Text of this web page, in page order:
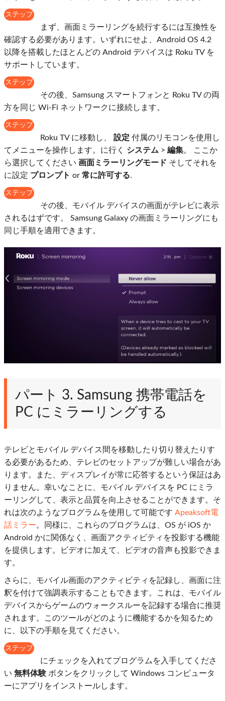
ステップ
まず、画面ミラーリングを続行するには互換性を
確認する必要があります。いずれにせよ、Android OS 4.2
以降を搭載したほとんどの Android デバイスは Roku TV を
サポートしています。
ステップ
その後、Samsung スマートフォンと Roku TV の両
方を同じ Wi-Fi ネットワークに接続します。
ステップ
Roku TV に移動し、 設定 付属のリモコンを使用し
てメニューを操作します。に行く システム > 編集。 ここか
ら選択してください 画面ミラーリングモード そしてそれを
に設定 プロンプト or 常に許可する.
ステップ
その後、モバイル デバイスの画面がテレビに表示
されるはずです。 Samsung Galaxy の画面ミラーリングにも
同じ手順を適用できます。
パート 3. Samsung 携帯電話を
PC にミラーリングする
テレビとモバイル デバイス間を移動したり切り替えたりす
る必要があるため、テレビのセットアップが難しい場合があ
ります。また、ディスプレイが常に応答するという保証はあ
りません。幸いなことに、モバイル デバイスを PC にミラ
ーリングして、表示と品質を向上させることができます。そ
れは次のようなプログラムを使用して可能です Apeaksoft電
話ミラー。同様に、これらのプログラムは、OS が iOS か
Android かに関係なく、画面アクティビティを投影する機能
を提供します。ビデオに加えて、ビデオの音声も投影できま
す。
さらに、モバイル画面のアクティビティを記録し、画面に注
釈を付けて強調表示することもできます。これは、モバイル
デバイスからゲームのウォークスルーを記録する場合に推奨
されます。このツールがどのように機能するかを知るため
に、以下の手順を見てください。
ステップ
にチェックを入れてプログラムを入手してくださ
い 無料体験 ボタンをクリックして Windows コンピュータ
ーにアプリをインストールします。